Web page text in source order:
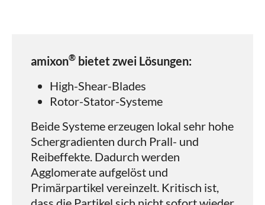
amixon® bietet zwei Lösungen:
High-Shear-Blades
Rotor-Stator-Systeme
Beide Systeme erzeugen lokal sehr hohe
Schergradienten durch Prall- und
Reibeffekte. Dadurch werden
Agglomerate aufgelöst und
Primärpartikel vereinzelt. Kritisch ist,